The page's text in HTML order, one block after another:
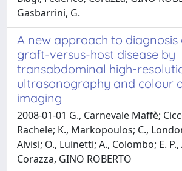
Gasbarrini, G.
A new approach to diagnosis
graft-versus-host disease by
transabdominal high-
ultrasonography and colour
imaging
2008-01-01 G., Carnevale Maffè;
Rachele; K., Markopoulos; C.,
Alvisi; O., Luinetti; A., Colombo; E.
Corazza, GINO ROBERTO